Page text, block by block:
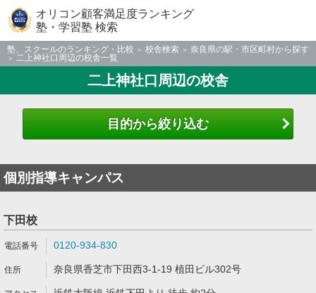
オリコン顧客満足度ランキング
塾・学習塾 検索
塾、スクールのランキング・比較 校舎検索
奈良県の駅・市区町村から探す
二上神社口周辺の校舎一覧
二上神社口周辺の校舎
目的から絞り込む
個別指導キャンパス
下田校
0120-934-830
奈良県香芝市下田西3-1-19 植田ビル302号